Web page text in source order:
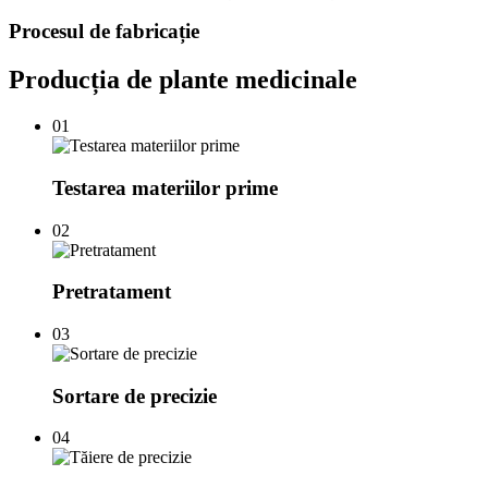
Procesul de fabricație
Producția de plante medicinale
01
Testarea materiilor prime
02
Pretratament
03
Sortare de precizie
04